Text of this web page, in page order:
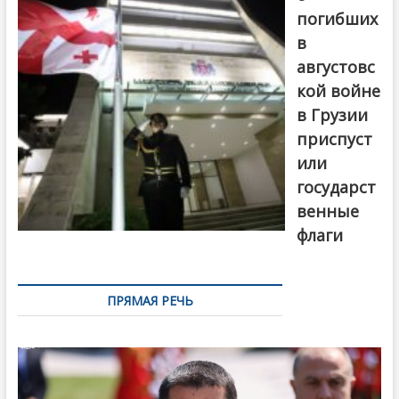
погибших
в
августовс
кой войне
в Грузии
приспуст
или
государст
венные
флаги
ПРЯМАЯ РЕЧЬ